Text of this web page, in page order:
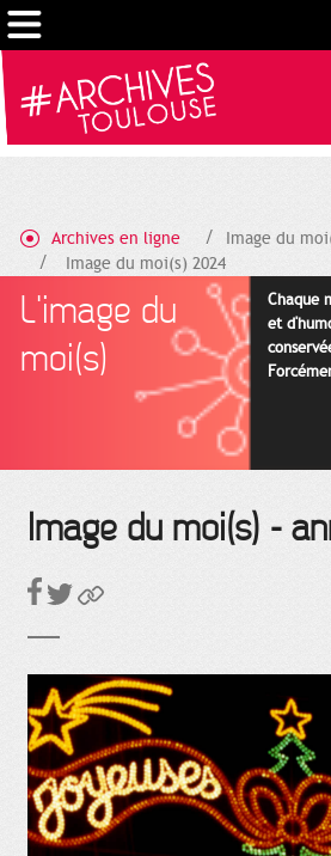
Archives en ligne
Image du
Image du moi(s) 2024
L'image du
moi(s)
Chaque
et
Image du moi(s) -
Gestion de vos préférences sur les